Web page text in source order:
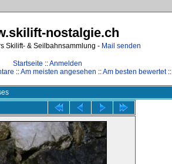
nostalgie.ch
Skilift- & Seilbahnsammlung - Mail senden
Startseite ::Anmelden
::Am meisten angesehen ::Am besten bewertet::